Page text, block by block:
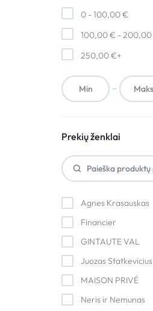
0 -100,00€
100,00€ -200,00
250,00€+
Prekių ženklai
Agnes Krasauskas
Financier
GINTAUTE VAL
Juozas Statkevicius
MAISON PRIVÉ
Neris ir Nemunas